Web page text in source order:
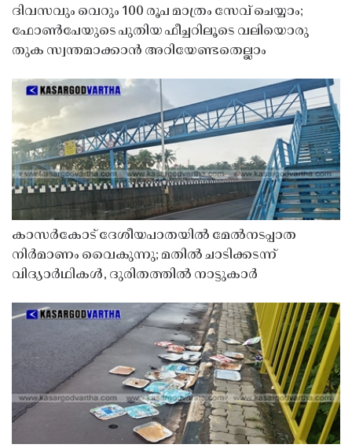
ദിവസവും വെറും 100 രൂപ മാത്രം സേവ് ചെയ്യാം;
ഫോൺപേയുടെ പുതിയ ഫീച്ചറിലൂടെ വലിയൊരു
തുക സ്വന്തമാക്കാൻ അറിയേണ്ടതെല്ലാം
കാസർകോട് ദേശീയപാതയിൽ മേൽനടപ്പാത
നിർമാണം വൈകുന്നു; മതിൽ ചാടിക്കടന്ന്
വിദ്യാർഥികൾ, ദുരിതത്തിൽ നാട്ടുകാർ